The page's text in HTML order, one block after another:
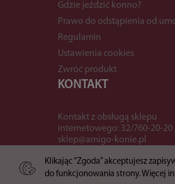
Gdzie jeździć konno?
Prawo do odstąpienia od
Regulamin
Ustawienia cookies
Zwróć produkt
KONTAKT
Kontakt z obsługą sklepu
internetowego: 32/760-20-20
sklep@amigo-konie.pl
*) brutto + koszty dostawy
Klikając “Zgoda” akceptujesz
do funkcjonowania strony. Więcej